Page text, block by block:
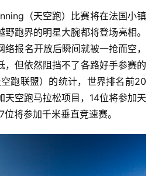
（天空跑）比赛将在法国小镇
跑界的明星大腕都将登场亮相。
报名开放后瞬间就被一抢而空，
，但依然阻挡不了各路好手参赛的
跑联盟）的统计，世界排名前20
天空跑马拉松项目，14位将参加天
位将参加千米垂直竞速赛。